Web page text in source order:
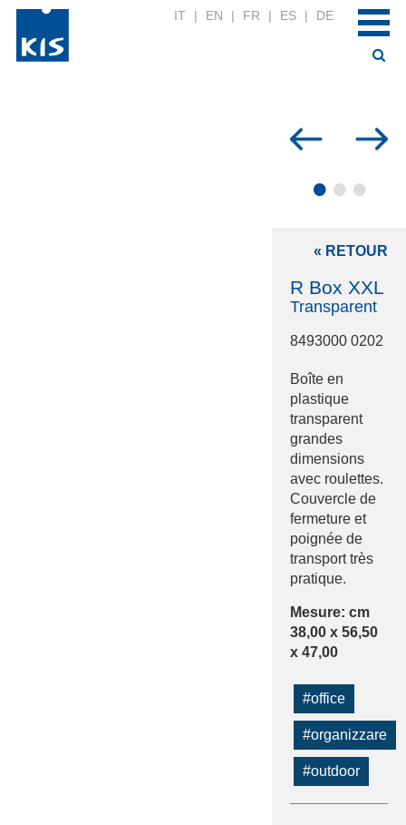
IT | EN | FR | ES | DE
•••
« RETOUR
R Box XXL
Transparent
8493000 0202
Boîte en
plastique
transparent
grandes
dimensions
avec roulettes.
Couvercle de
fermeture et
poignée de
transport très
pratique.
Mesure: cm
38,00 x 56,50
x 47,00
#office
#organizzare
#outdoor